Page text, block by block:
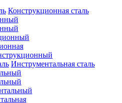
Конструкционная сталь
Инструментальная сталь